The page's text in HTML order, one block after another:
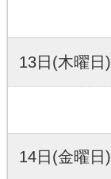
13日(木曜日)
14日(金曜日)